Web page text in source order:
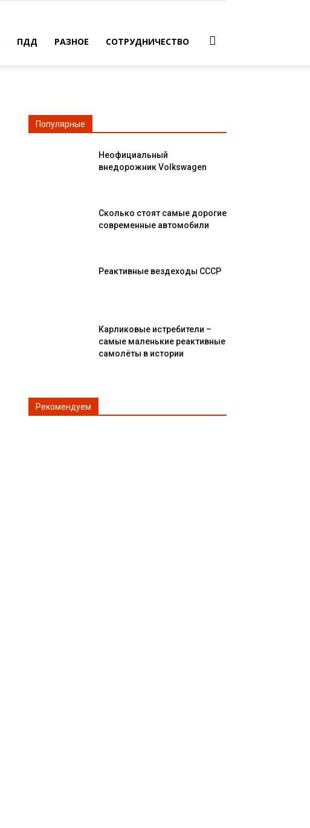
ПДД РАЗНОЕ СОТРУДНИЧЕСТВО
Популярные
Неофициальный
внедорожник Volkswagen
Сколько стоят самые дорогие
современные автомобили
Реактивные вездеходы СССР
Карликовые истребители –
самые маленькие реактивные
самолёты в истории
Рекомендуем